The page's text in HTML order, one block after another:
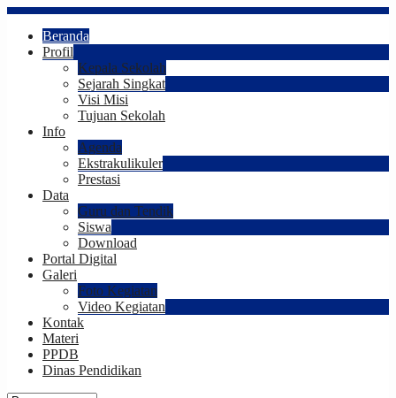
Beranda
Profil
Kepala Sekolah
Sejarah Singkat
Visi Misi
Tujuan Sekolah
Info
Agenda
Ekstrakulikuler
Prestasi
Data
Guru dan Tendik
Siswa
Download
Portal Digital
Galeri
Foto Kegiatan
Video Kegiatan
Kontak
Materi
PPDB
Dinas Pendidikan